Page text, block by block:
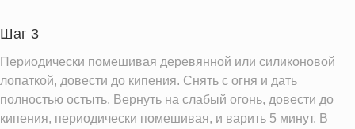
Шаг 3
Периодически помешивая деревянной или силиконовой
лопаткой, довести до кипения. Снять с огня и дать
полностью остыть. Вернуть на слабый огонь, довести до
кипения, периодически помешивая, и варить 5 минут. В